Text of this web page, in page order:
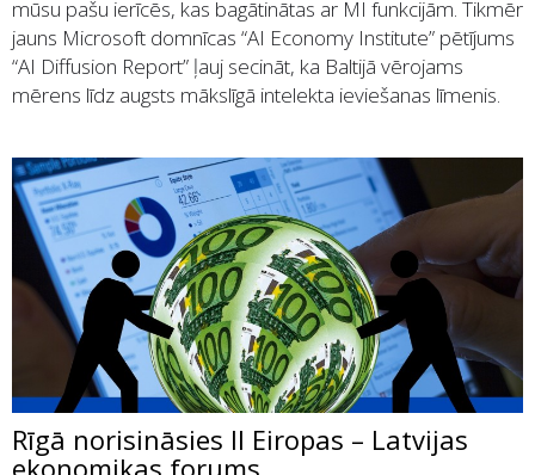
mūsu pašu ierīcēs, kas bagātinātas ar MI funkcijām. Tikmēr
jauns Microsoft domnīcas “AI Economy Institute” pētījums
“AI Diffusion Report” ļauj secināt, ka Baltijā vērojams
mērens līdz augsts mākslīgā intelekta ieviešanas līmenis.
Rīgā norisināsies II Eiropas – Latvijas